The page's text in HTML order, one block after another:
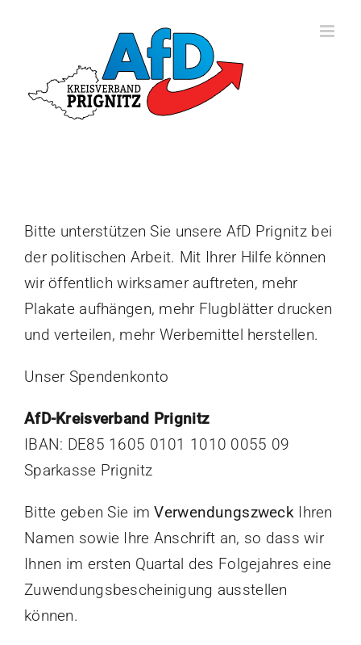
Bitte unterstützen Sie unsere AfD Prignitz bei
der politischen Arbeit. Mit Ihrer Hilfe können
wir öffentlich wirksamer auftreten, mehr
Plakate aufhängen, mehr Flugblätter drucken
und verteilen, mehr Werbemittel herstellen.
Unser Spendenkonto
AfD-Kreisverband Prignitz
IBAN: DE85 1605 0101 1010 0055 09
Sparkasse Prignitz
Bitte geben Sie imVerwendungszweckIhren
Namen sowie Ihre Anschrift an, so dass wir
Ihnen im ersten Quartal des Folgejahres eine
Zuwendungsbescheinigung ausstellen
können.